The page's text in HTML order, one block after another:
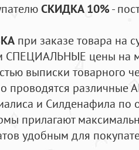
СКИДКА 10%-
при заказе товара на
СПЕЦИАЛЬНЫЕ цены на
выписки товарного
проводятся
и Силденафила по
прилагают
удобным для